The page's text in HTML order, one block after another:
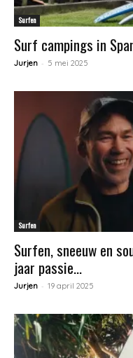
Surfen
Surf campings in
Jurjen - 5 mei 2025
Surfen
Surfen, sneeuw en
jaar passie...
Jurjen - 19 april 2025